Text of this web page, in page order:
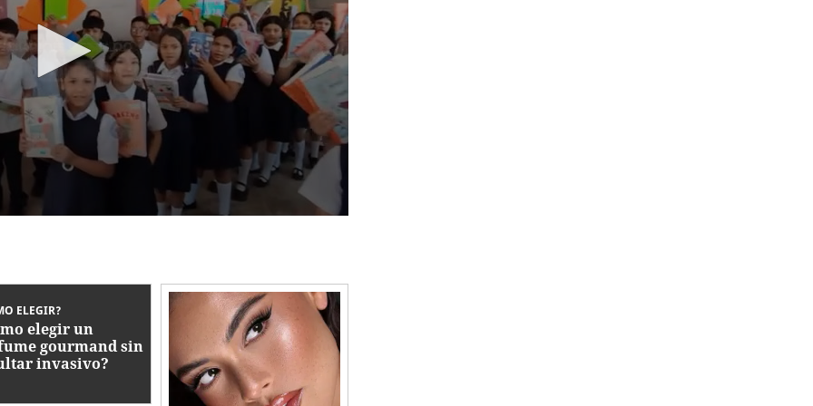
ELEGIR?
elegir un
gourmand sin
invasivo?